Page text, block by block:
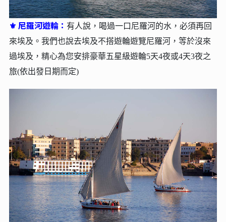
⚜ 尼羅河遊輪： 有人說，喝過一口尼羅河的水，必須再回
來埃及。我們也說去埃及不搭遊輪遊覽尼羅河，等於沒來
過埃及，精心為您安排豪華五星級遊輪5天4夜或4天3夜之
旅(依出發日期而定)